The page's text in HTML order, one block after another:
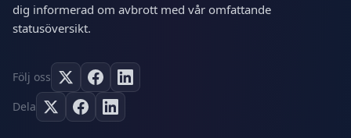
dig informerad om avbrott med vår omfattande
statusöversikt.
Följ oss
Dela